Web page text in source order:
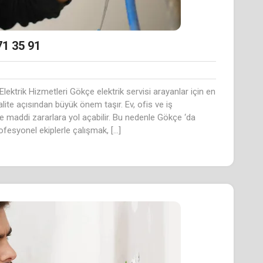
35 91
Hizmetleri Gökçe elektrik servisi arayanlar için en
açısından büyük önem taşır. Ev, ofis ve iş
maddi zararlara yol açabilir. Bu nedenle Gökçe ‘da
ekiplerle çalışmak, […]